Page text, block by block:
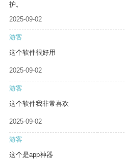
护。
2025-09-02
游客
这个软件很好用
2025-09-02
游客
这个软件我非常喜欢
2025-09-02
游客
这个是app神器